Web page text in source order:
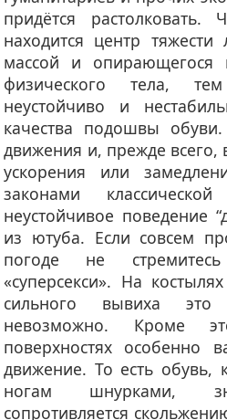
придётся
находится центр
массой и
физического тела,
неустойчиво и
качества подошвы
движения и, прежде всего,
ускорения или
законами
неустойчивое поведение
из ютуба. Если совсем
погоде не
«суперсекси». На
сильного вывиха это
невозможно. Кроме
поверхностях особенно
движение. То есть обувь,
ногам шнурками,
сопротивляется